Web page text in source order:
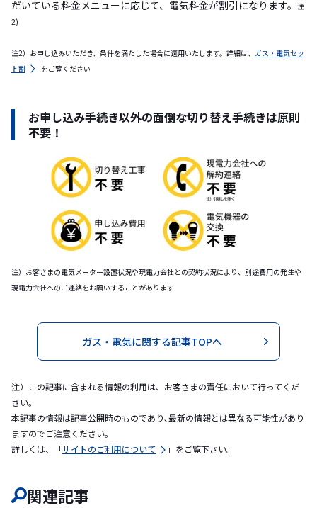
だいている料金メニューに応じて、電気料金が割引になります。 注
2)
注2）お申し込みいただき、条件を満たした場合に適用いたします。詳細は、 ガス・電気セッ
ト割
をご覧ください
お申し込み手続き以外の面倒な切り替え手続きは原則
不要！
注）お客さまの電気メーター設置状況や現電力会社との契約状況により、別途費用の発生や
現電力会社へのご連絡をお願いすることがあります
ガス・電気に関する記事TOPへ
注）この記事に含まれる情報の利用は、お客さまの責任において行ってくだ
さい。
本記事の情報は記事公開時のものであり､最新の情報とは異なる可能性があり
ますのでご注意ください｡
詳しくは、「サイトのご利用について 」をご覧下さい。
関連記事